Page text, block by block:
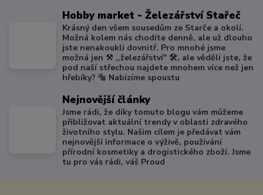
Hobby market - Železářství Stařeč
Krásný den všem sousedům ze Starče a okolí.
Možná kolem nás chodíte denně, ale už dlouho
jste nenakoukli dovnitř. Pro mnohé jsme
možná jen ⚒️ ,,železářství" 🛠️, ale věděli jste, že
pod naší střechou najdete mnohem více než jen
hřebíky? 🔩 Nabízíme spoustu
Nejnovější články
Jsme rádi, že díky tomuto blogu vám můžeme
přibližovat aktuální trendy v oblasti zdravého
životního stylu. Našim cílem je předávat vám
nejnovější informace o výživě, používání
přírodní kosmetiky a drogistického zboží. Jsme
tu pro vás rádi, váš Proud